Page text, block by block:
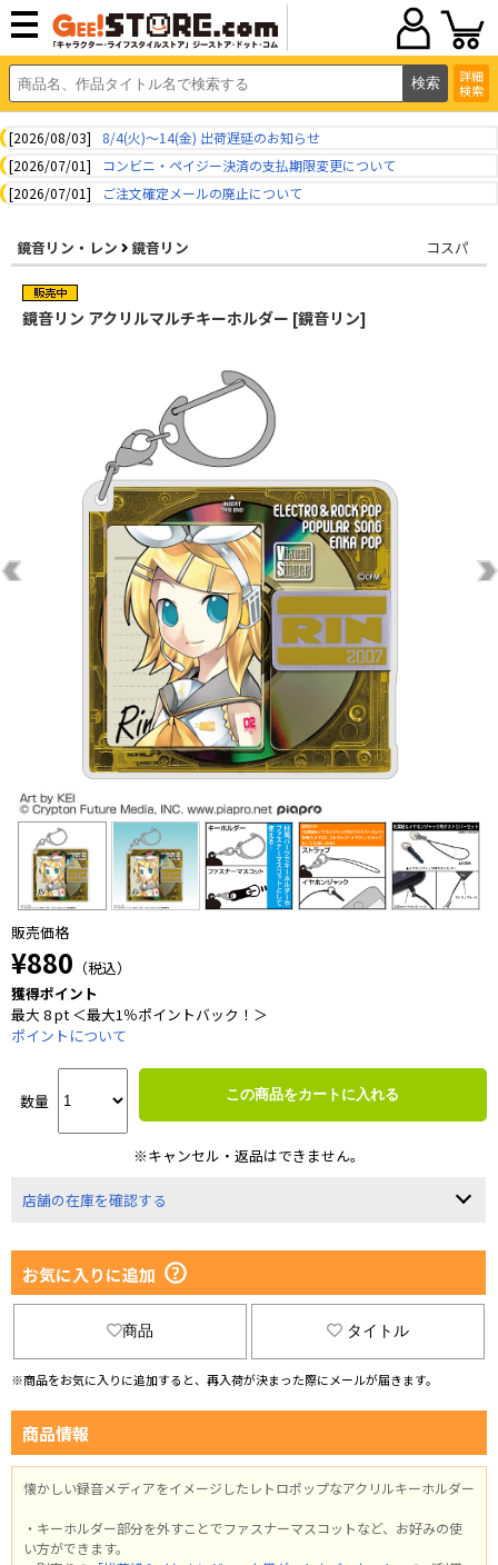
詳細
検索
[2026/08/03]
8/4(火)～14(金) 出荷遅延のお知らせ
[2026/07/01]
コンビニ・ペイジー決済の支払期限変更について
[2026/07/01]
ご注文確定メールの廃止について
鏡音リン・レン 鏡音リン コスパ
鏡音リン アクリルマルチキーホルダー [鏡音リン]
販売価格
¥880 （税込）
獲得ポイント
最大 8 pt ＜最大1％ポイントバック！＞
ポイントについて
数量 この商品をカートに入れる
※キャンセル・返品はできません。
店舗の在庫を確認する
お気に入りに追加
商品 タイトル
※商品をお気に入りに追加すると、再入荷が決まった際にメールが届きます。
商品情報
懐かしい録音メディアをイメージしたレトロポップなアクリルキーホルダー
・キーホルダー部分を外すことでファスナーマスコットなど、お好みの使
い方ができます。